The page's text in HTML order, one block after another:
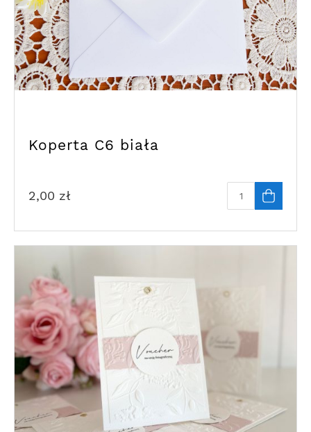
Koperta C6 biała
2,00 zł